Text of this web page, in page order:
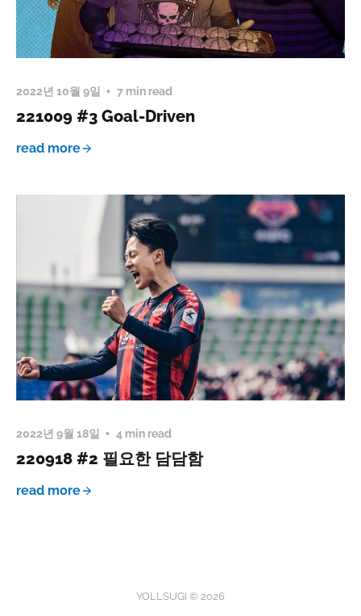
2022년 10월 9일 7 min read
221009 #3 Goal-Driven
read more
2022년 9월 18일 4 min read
220918 #2 필요한 담담함
read more
YOLLSUGI © 2026